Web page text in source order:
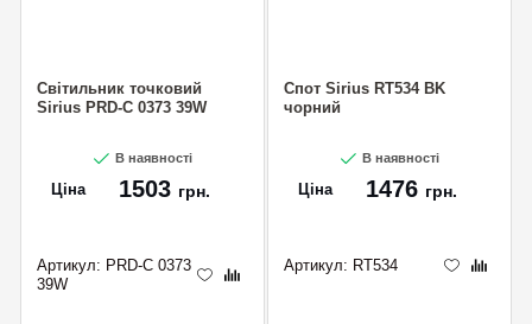
Світильник точковий
Sirius PRD-C 0373 39W
В наявності
Ціна 1503 грн.
Артикул: PRD-C 0373
39W
Спот Sirius RT534 BK
чорний
В наявності
Ціна 1476 грн.
Артикул: RT534